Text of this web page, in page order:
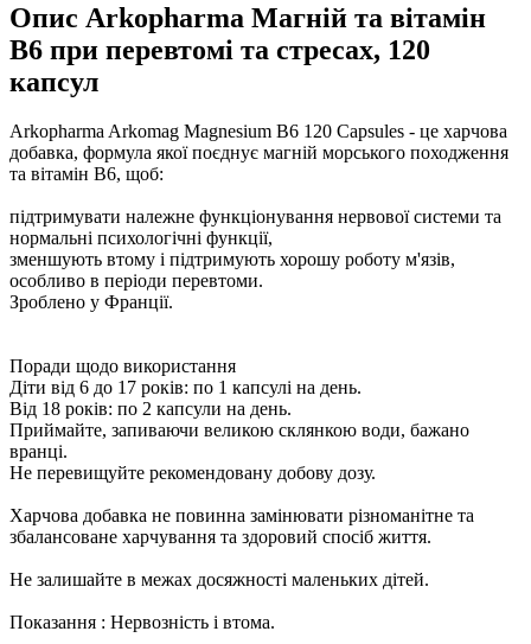
Опис Arkopharma Магній та вітамін
В6 при перевтомі та стресах, 120
капсул
Arkopharma Arkomag Magnesium B6 120 Capsules - це харчова
добавка, формула якої поєднує магній морського походження
та вітамін B6, щоб:
підтримувати належне функціонування нервової системи та
нормальні психологічні функції,
зменшують втому і підтримують хорошу роботу м'язів,
особливо в періоди перевтоми.
Зроблено у Франції.
Поради щодо використання
Діти від 6 до 17 років: по 1 капсулі на день.
Від 18 років: по 2 капсули на день.
Приймайте, запиваючи великою склянкою води, бажано
вранці.
Не перевищуйте рекомендовану добову дозу.
Харчова добавка не повинна замінювати різноманітне та
збалансоване харчування та здоровий спосіб життя.
Не залишайте в межах досяжності маленьких дітей.
Показання : Нервозність і втома.